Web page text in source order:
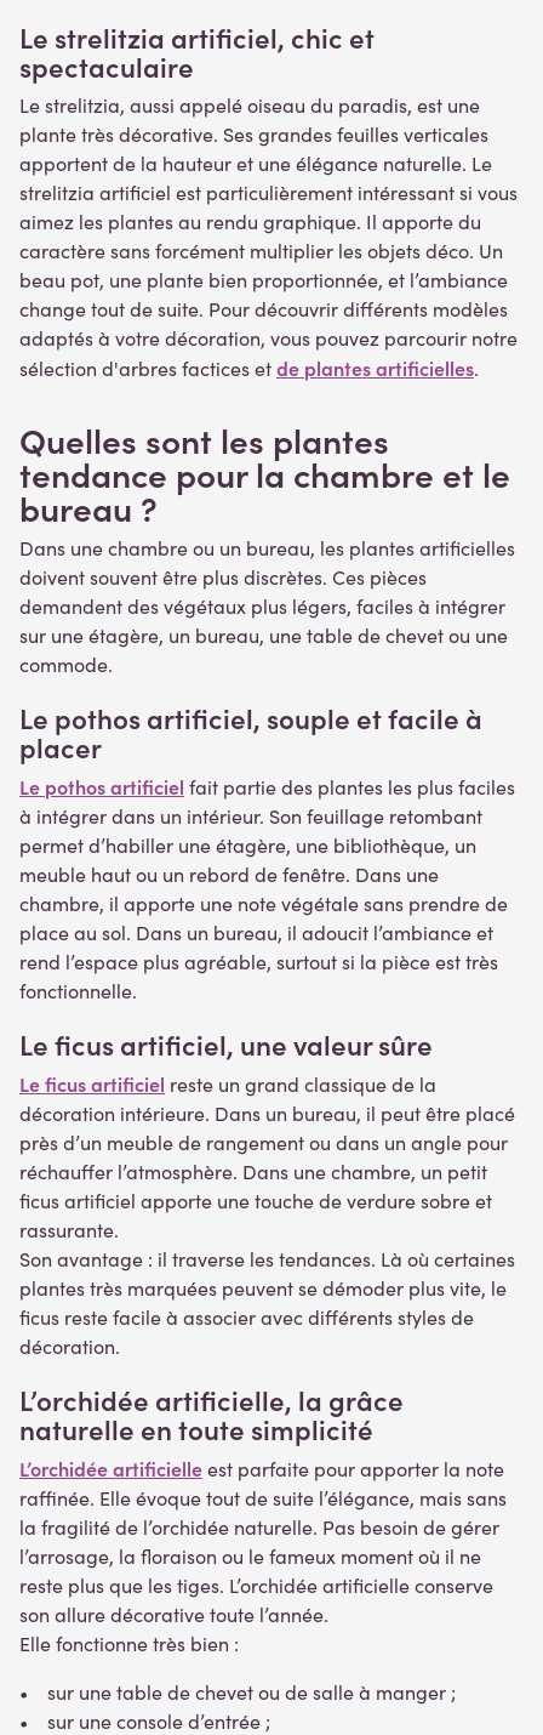
Le strelitzia artificiel, chic et
spectaculaire
Le strelitzia, aussi appelé oiseau du paradis, est une
plante très décorative. Ses grandes feuilles verticales
apportent de la hauteur et une élégance naturelle. Le
strelitzia artificiel est particulièrement intéressant si vous
aimez les plantes au rendu graphique. Il apporte du
caractère sans forcément multiplier les objets déco. Un
beau pot, une plante bien proportionnée, et l’ambiance
change tout de suite. Pour découvrir différents modèles
adaptés à votre décoration, vous pouvez parcourir notre
sélection d'arbres factices etde plantes artificielles.
Quelles sont les plantes
tendance pour la chambre et le
bureau ?
Dans une chambre ou un bureau, les plantes artificielles
doivent souvent être plus discrètes. Ces pièces
demandent des végétaux plus légers, faciles à intégrer
sur une étagère, un bureau, une table de chevet ou une
commode.
Le pothos artificiel, souple et facile à
placer
Le pothos artificiel fait partie des plantes les plus faciles
à intégrer dans un intérieur. Son feuillage retombant
permet d’habiller une étagère, une bibliothèque, un
meuble haut ou un rebord de fenêtre. Dans une
chambre, il apporte une note végétale sans prendre de
place au sol. Dans un bureau, il adoucit l’ambiance et
rend l’espace plus agréable, surtout si la pièce est très
fonctionnelle.
Le ficus artificiel, une valeur sûre
Le ficus artificiel reste un grand classique de la
décoration intérieure. Dans un bureau, il peut être placé
près d’un meuble de rangement ou dans un angle pour
réchauffer l’atmosphère. Dans une chambre, un petit
ficus artificiel apporte une touche de verdure sobre et
rassurante.
Son avantage : il traverse les tendances. Là où certaines
plantes très marquées peuvent se démoder plus vite, le
ficus reste facile à associer avec différents styles de
décoration.
L’orchidée artificielle, la grâce
naturelle en toute simplicité
L’orchidée artificielleest parfaite pour apporter la note
raffinée. Elle évoque tout de suite l’élégance, mais sans
la fragilité de l’orchidée naturelle. Pas besoin de gérer
l’arrosage, la floraison ou le fameux moment où il ne
reste plus que les tiges. L’orchidée artificielle conserve
son allure décorative toute l’année.
Elle fonctionne très bien :
• sur une table de chevet ou de salle à manger ;
• sur une console d’entrée ;